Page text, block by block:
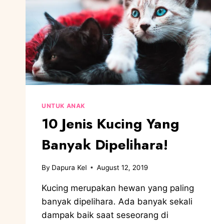
UNTUK ANAK
10 Jenis Kucing Yang
Banyak Dipelihara!
By Dapura Kel August 12, 2019
Kucing merupakan hewan yang paling
banyak dipelihara. Ada banyak sekali
dampak baik saat seseorang di